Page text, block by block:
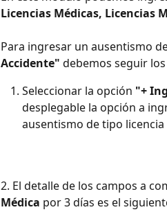
Licencias Médicas, Licencias
Para ingresar un ausentismo
Accidente" debemos seguir
Seleccionar la opción "+
desplegable la opción a
ausentismo de tipo
2. El detalle de los campos a
Médica por 3 días es el